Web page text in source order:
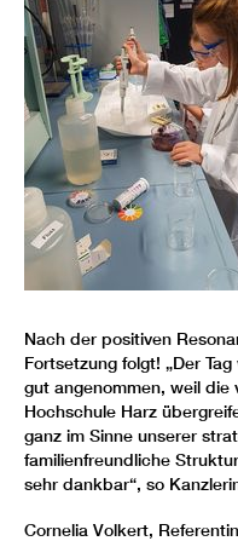
Nach der positiven
Fortsetzung folgt! „Der
gut angenommen, weil
Hochschule Harz
ganz im Sinne unserer
familienfreundliche
sehr dankbar“, so
Cornelia Volkert,